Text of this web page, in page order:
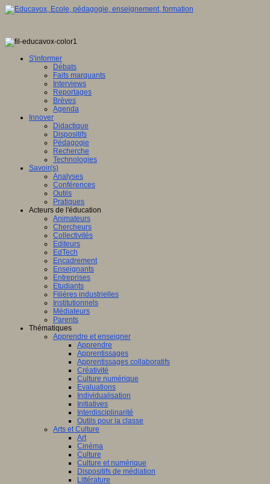
S'informer
Débats
Faits marquants
Interviews
Reportages
Brèves
Agenda
Innover
Didactique
Dispositifs
Pédagogie
Recherche
Technologies
Savoir(s)
Analyses
Conférences
Outils
Pratiques
Acteurs de l'éducation
Animateurs
Chercheurs
Collectivités
Editeurs
EdTech
Encadrement
Enseignants
Entreprises
Etudiants
Filières industrielles
Institutionnels
Médiateurs
Parents
Thématiques
Apprendre et enseigner
Apprendre
Apprentissages
Apprentissages collaboratifs
Créativité
Culture numérique
Evaluations
Individualisation
Initiatives
Interdisciplinarité
Outils pour la classe
Arts et Culture
Art
Cinéma
Culture
Culture et numérique
Dispositifs de médiation
Littérature